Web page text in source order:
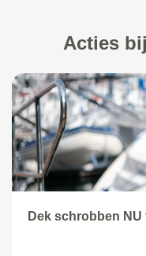
Acties
Dek schrobben